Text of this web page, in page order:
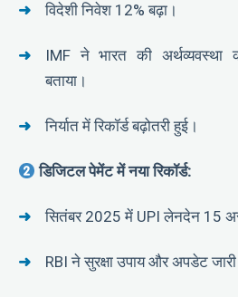
विदेशी निवेश 12% बढ़ा।
IMF ने भारत की अर्थव्यवस्था
बताया।
निर्यात में रिकॉर्ड बढ़ोतरी हुई।
डिजिटल पेमेंट में नया रिकॉर्ड:
सितंबर 2025 में UPI लेनदेन 15
RBI ने सुरक्षा उपाय और अपडेट